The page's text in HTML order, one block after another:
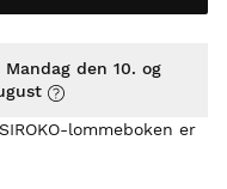
lommeboken er
Mandag den 10. og